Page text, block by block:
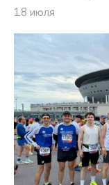
18 июля